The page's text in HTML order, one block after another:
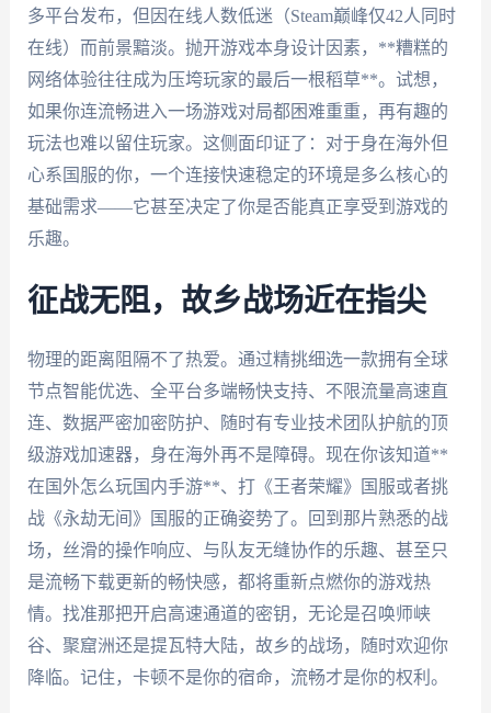
多平台发布，但因在线人数低迷（Steam巅峰仅42人同时
在线）而前景黯淡。抛开游戏本身设计因素，**糟糕的
网络体验往往成为压垮玩家的最后一根稻草**。试想，
如果你连流畅进入一场游戏对局都困难重重，再有趣的
玩法也难以留住玩家。这侧面印证了：对于身在海外但
心系国服的你，一个连接快速稳定的环境是多么核心的
基础需求——它甚至决定了你是否能真正享受到游戏的
乐趣。
征战无阻，故乡战场近在指尖
物理的距离阻隔不了热爱。通过精挑细选一款拥有全球
节点智能优选、全平台多端畅快支持、不限流量高速直
连、数据严密加密防护、随时有专业技术团队护航的顶
级游戏加速器，身在海外再不是障碍。现在你该知道**
在国外怎么玩国内手游**、打《王者荣耀》国服或者挑
战《永劫无间》国服的正确姿势了。回到那片熟悉的战
场，丝滑的操作响应、与队友无缝协作的乐趣、甚至只
是流畅下载更新的畅快感，都将重新点燃你的游戏热
情。找准那把开启高速通道的密钥，无论是召唤师峡
谷、聚窟洲还是提瓦特大陆，故乡的战场，随时欢迎你
降临。记住，卡顿不是你的宿命，流畅才是你的权利。